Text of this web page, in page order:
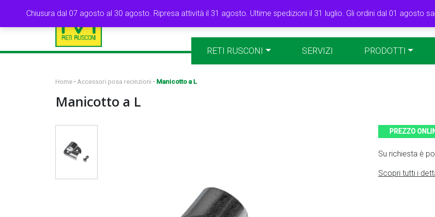
RETI RUSCONI SERVIZI PRODOTTI
Home- Accessori posa recinzioni - Manicotto a L
Manicotto a L
PREZZO
Su richiesta è
Scopri tutti i
Chiusura dal 07 agosto al 30 agosto. Ripresa attività il 31 agosto. Ultime spedizioni il 31 luglio. Gli ordini dal 01 agosto